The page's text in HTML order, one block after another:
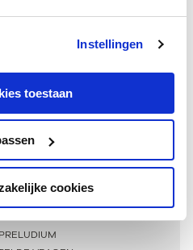
Instellingen
toestaan
cookies